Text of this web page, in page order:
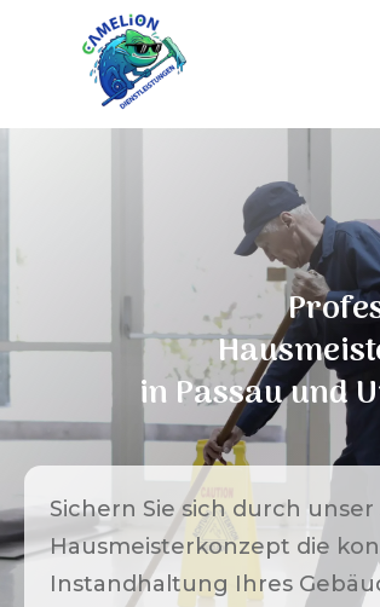
inPassauund
Sichern Sie sich durch unser
Hausmeisterkonzept die
Instandhaltung Ihres